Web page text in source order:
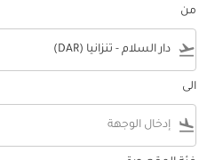
من
flight_takeoff
الى
flight_land